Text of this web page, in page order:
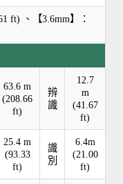
ft) 、【3.6mm】：
63.6 m
(208.66
ft)
辨
識
12.7
m
(41.67
ft)
25.4 m
(93.33
ft)
識
別
6.4m
(21.00
ft)